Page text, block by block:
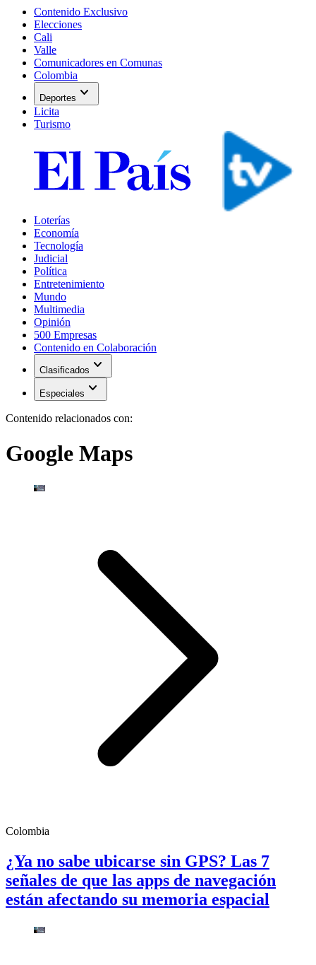
Contenido Exclusivo
Elecciones
Cali
Valle
Comunicadores en Comunas
Colombia
Deportes expand_more
Licita
Turismo
Loterías
Economía
Tecnología
Judicial
Política
Entretenimiento
Mundo
Multimedia
Opinión
500 Empresas
Contenido en Colaboración
Clasificados expand_more
Especiales expand_more
Contenido relacionados con:
Google Maps
Colombia
¿Ya no sabe ubicarse sin GPS? Las 7
señales de que las apps de navegación
están afectando su memoria espacial